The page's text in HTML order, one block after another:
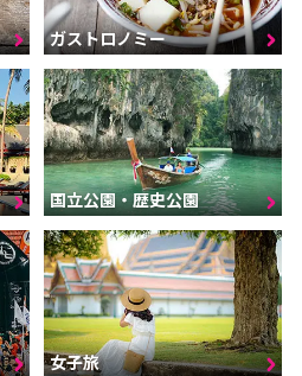
ガストロノミー
国立公園・歴史公園
女子旅